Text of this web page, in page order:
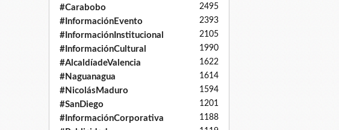
#Carabobo 2495
#InformaciónEvento 2393
#InformaciónInstitucional 2105
#InformaciónCultural 1990
#AlcaldíadeValencia 1622
#Naguanagua 1614
#NicolásMaduro 1594
#SanDiego 1201
#InformaciónCorporativa 1188